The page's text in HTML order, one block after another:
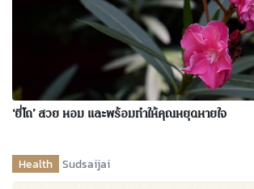
‘ยี่โถ’ สวย หอม และพร้อมทำให้คุณหยุดหายใจ
Health Sudsaijai